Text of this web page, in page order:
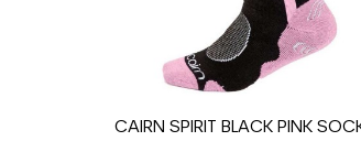
CAIRN SPIRIT BLACK PINK